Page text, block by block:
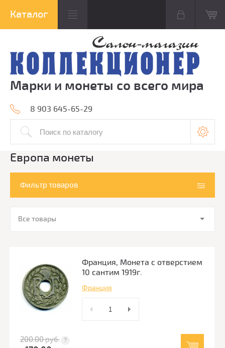
Марки и монеты со всего мира
8 903 645-65-29
Европа монеты
Фильтр товаров
Все товары
Франция, Монета с отверстием
10 сантим 1919г.
Франция
200.00руб.